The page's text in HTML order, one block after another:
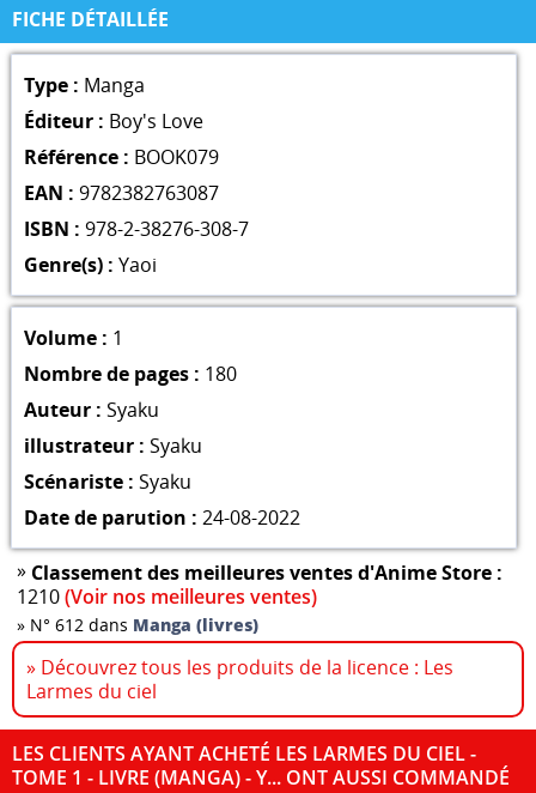
FICHE DÉTAILLÉE
Type : Manga
Éditeur : Boy's Love
Référence : BOOK079
EAN : 9782382763087
ISBN : 978-2-38276-308-7
Genre(s) : Yaoi
Volume : 1
Nombre de pages : 180
Auteur : Syaku
illustrateur : Syaku
Scénariste : Syaku
Date de parution : 24-08-2022
» Classement des meilleures ventes d'Anime Store :
1210(Voir nos meilleures ventes)
» N° 612 dans Manga (livres)
» Découvrez tous les produits de la licence : Les
Larmes du ciel
LES CLIENTS AYANT ACHETÉ LES LARMES DU CIEL -
TOME 1 - LIVRE (MANGA) - Y... ONT AUSSI COMMANDÉ